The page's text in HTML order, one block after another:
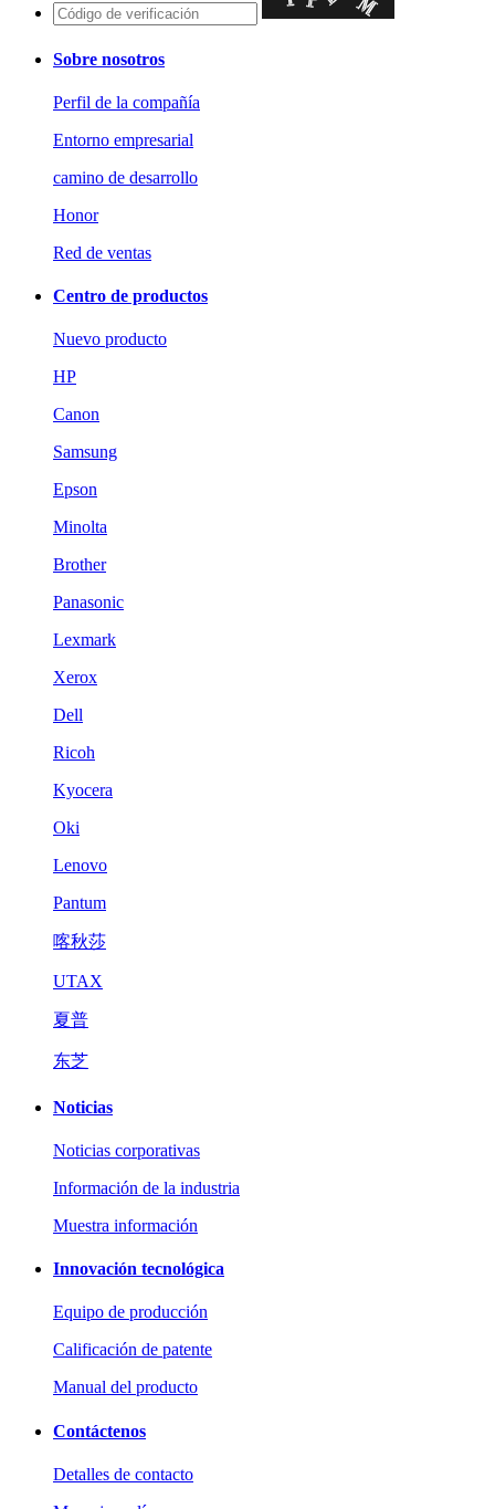
Sobre nosotros
Perfil de la compañía
Entorno empresarial
camino de desarrollo
Honor
Red de ventas
Centro de productos
Nuevo producto
HP
Canon
Samsung
Epson
Minolta
Brother
Panasonic
Lexmark
Xerox
Dell
Ricoh
Kyocera
Oki
Lenovo
Pantum
喀秋莎
UTAX
夏普
东芝
Noticias
Noticias corporativas
Información de la industria
Muestra información
Innovación tecnológica
Equipo de producción
Calificación de patente
Manual del producto
Contáctenos
Detalles de contacto